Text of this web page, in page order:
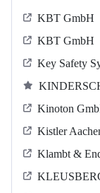
KBT GmbH
KBT GmbH
Key Safety
Kinoton
Kistler
Klambt &